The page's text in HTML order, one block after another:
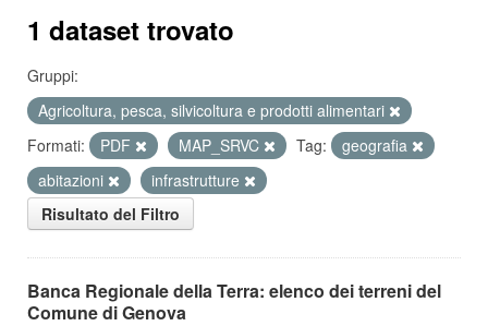
1 dataset trovato
Gruppi:
Agricoltura, pesca, silvicoltura e prodotti alimentari
Formati:
PDF MAP_SRVC Tag:
geografia
abitazioni
infrastrutture
Risultato del Filtro
Banca Regionale della Terra: elenco dei terreni del
Comune di Genova